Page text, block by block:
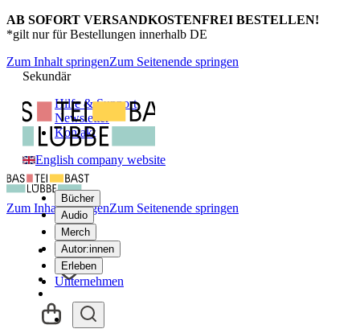
AB SOFORT VERSANDKOSTENFREI BESTELLEN!
*gilt nur für Bestellungen innerhalb DE
Zum Inhalt springenZum Seitenende springen
Sekundär
Hilfe & Support
Newsletter
Kontakt
English company website
Bücher
Audio
Merch
Autor:innen
Erleben
Unternehmen
Zum Inhalt springenZum Seitenende springen